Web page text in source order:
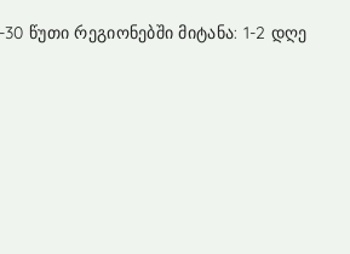
წუთი რეგიონებში მიტანა: 1-2 დღე